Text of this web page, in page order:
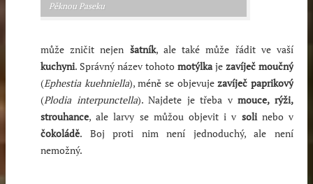
Pěknou Paseku
může zničit nejen šatník, ale také může řádit ve vaší
kuchyni. Správný název tohoto motýlkaje zavíječ moučný
(Ephestia kuehniella), méně se objevujezavíječ paprikový
(Plodia interpunctella). Najdete je třeba vmouce, rýži,
strouhance, ale larvy se můžou objevit i v solinebo v
čokoládě. Boj proti nim není jednoduchý, ale není
nemožný.